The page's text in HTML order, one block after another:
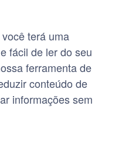
terá uma
fácil de ler do seu
ferramenta de
conteúdo de
informações sem